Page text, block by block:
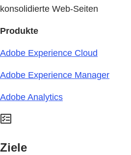
konsolidierte Web-Seiten
Produkte
Adobe Experience Cloud
Adobe Experience Manager
Adobe Analytics
Ziele